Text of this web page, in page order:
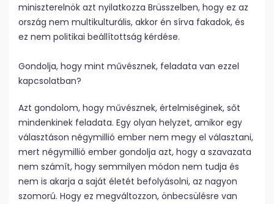
miniszterelnök azt nyilatkozza Brüsszelben, hogy ez az
ország nem multikulturális, akkor én sírva fakadok, és
ez nem politikai beállítottság kérdése.
Gondolja, hogy mint művésznek, feladata van ezzel
kapcsolatban?
Azt gondolom, hogy művésznek, értelmiséginek, sőt
mindenkinek feladata. Egy olyan helyzet, amikor egy
választáson négymillió ember nem megy el választani,
mert négymillió ember gondolja azt, hogy a szavazata
nem számít, hogy semmilyen módon nem tudja és
nem is akarja a saját életét befolyásolni, az nagyon
szomorú. Hogy ez megváltozzon, önbecsülésre van